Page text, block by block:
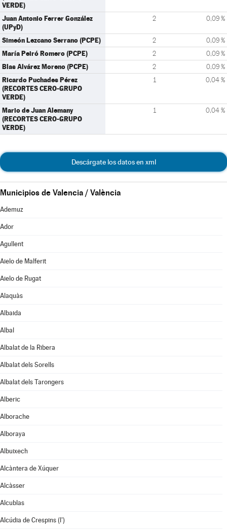
VERDE)
Juan Antonio Ferrer González
(UPyD)
2 0,09 %
Simeón Lezcano Serrano (PCPE) 2 0,09 %
María Peiró Romero (PCPE) 2 0,09 %
Blas Alvárez Moreno (PCPE) 2 0,09 %
Ricardo Puchades Pérez
(RECORTES CERO-GRUPO
VERDE)
1 0,04 %
Mario de Juan Alemany
(RECORTES CERO-GRUPO
VERDE)
1 0,04 %
Descárgate los datos en xml
Municipios de Valencia / València
Ademuz
Ador
Agullent
Aielo de Malferit
Aielo de Rugat
Alaquàs
Albaida
Albal
Albalat de la Ribera
Albalat dels Sorells
Albalat dels Tarongers
Alberic
Alborache
Alboraya
Albuixech
Alcàntera de Xúquer
Alcàsser
Alcublas
Alcúdia de Crespins (l')